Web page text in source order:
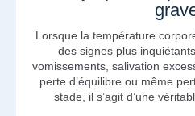
Lorsque la température
des signes plus
vomissements, salivation
perte d’équilibre ou même
stade, il s’agit d’une